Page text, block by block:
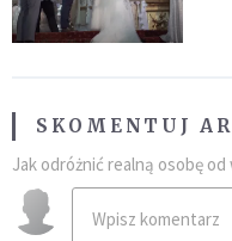
SKOMENTUJ
Jak odróżnić realną osobę od